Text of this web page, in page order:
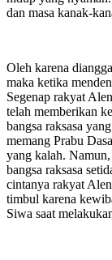
dan masa kanak-
Oleh karena
maka ketika
Segenap rakyat
telah memberikan
bangsa raksasa
memang Prabu
yang kalah.
bangsa raksasa
cintanya rakyat
timbul karena
Siwa saat